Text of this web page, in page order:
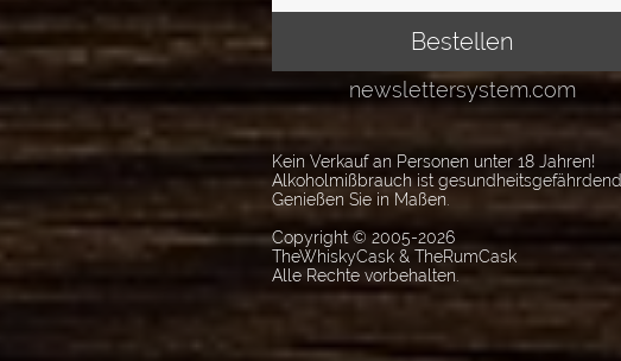
Kein Verkauf an Personen unter 18 Jahren!
Alkoholmißbrauch ist gesundheitsgefährdend.
Genießen Sie in Maßen.
Copyright © 2005-2026
TheWhiskyCask & TheRumCask
Alle Rechte vorbehalten.